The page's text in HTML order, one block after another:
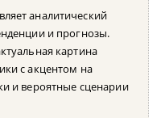
аналитический
и прогнозы.
картина
с акцентом на
и вероятные сценарии